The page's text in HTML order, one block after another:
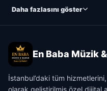
Daha fazlasını göster
En Baba Müzik
İstanbul’daki tüm
olarak geliştirilmiş özel dijital